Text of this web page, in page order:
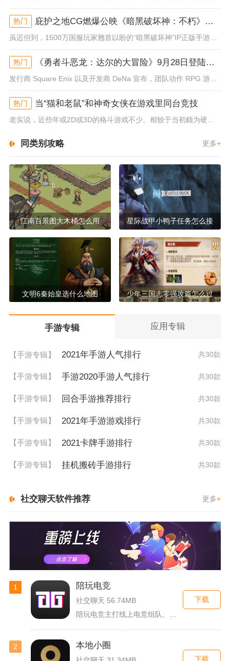
热门 庇护之地CG燃爆公映《暗黑破坏神：不朽》今日全平台上线
虽迟但到，1500万国服玩家翘首以盼的“暗黑破坏神”IP正版手游《暗黑破坏神：不朽》已于今日全平台上线！动作RPG王者再...
热门 《勇者斗恶龙：达尔的大冒险》9月28日登陆苹果谷歌应用商店
发行商 Square Enix 以及开发商 DeNa 宣布，团队动作 RPG 游戏《勇者斗恶龙：达尔的大冒险 魂之绊》将...
热门 当“猫和老鼠”和神奇女侠在游戏里同台竞技
同类别攻略 更多+
江南百景图大木桶怎么用 星际战甲小鸭子任务怎么接
文明6秦始皇选什么地图 少年三国志零强攻篇怎么过
手游专辑 应用专辑
【手游专辑】 2021年手游人气排行 共30款
【手游专辑】 手游2020手游人气排行 共30款
【手游专辑】 回合手游推荐排行 共30款
【手游专辑】 2021年手游游戏排行 共30款
【手游专辑】 2021卡牌手游排行 共30款
【手游专辑】 挂机搬砖手游排行 共30款
社交聊天软件推荐 更多+
1 陪玩电竞
社交聊天 56.74MB
下载
2 本地小圈
下载